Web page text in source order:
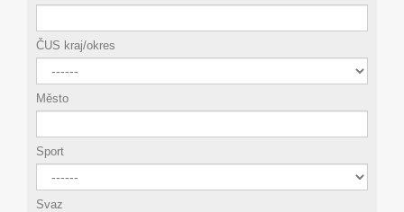
ČUS kraj/okres
Město
Sport
Svaz